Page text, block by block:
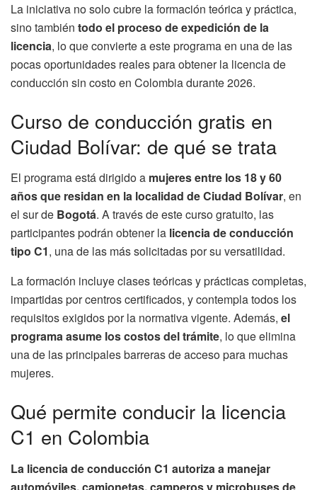
La iniciativa no solo cubre la formación teórica y práctica,
sino también todo el proceso de expedición de la
licencia, lo que convierte a este programa en una de las
pocas oportunidades reales para obtener la licencia de
conducción sin costo en Colombia durante 2026.
Curso de conducción gratis en
Ciudad Bolívar: de qué se trata
El programa está dirigido a mujeres entre los 18 y 60
años que residan en la localidad de Ciudad Bolívar, en
el sur de Bogotá. A través de este curso gratuito, las
participantes podrán obtener la licencia de conducción
tipo C1, una de las más solicitadas por su versatilidad.
La formación incluye clases teóricas y prácticas completas,
impartidas por centros certificados, y contempla todos los
requisitos exigidos por la normativa vigente. Además, el
programa asume los costos del trámite, lo que elimina
una de las principales barreras de acceso para muchas
mujeres.
Qué permite conducir la licencia
C1 en Colombia
La licencia de conducción C1 autoriza a manejar
automóviles, camionetas, camperos y microbuses de